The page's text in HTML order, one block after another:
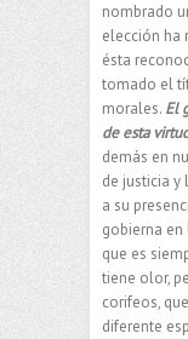
nombrado
elección ha
ésta
tomado el
morales. El
de esta
demás en
de justicia y
a su
gobierna
que es
tiene olor,
corifeos,
diferente